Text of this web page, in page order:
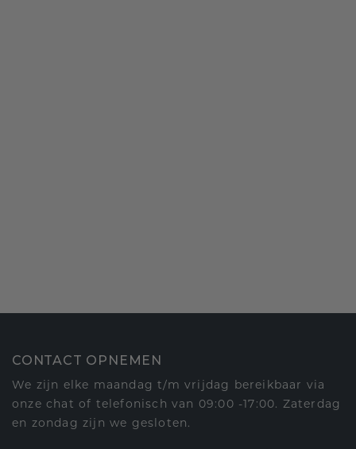
CONTACT OPNEMEN
We zijn elke maandag t/m vrijdag bereikbaar via
onze chat of telefonisch van 09:00 -17:00. Zaterdag
en zondag zijn we gesloten.